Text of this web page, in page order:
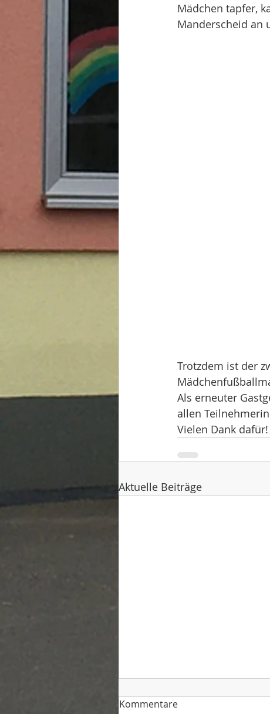
Mädchen tapfer,
Manderscheid an
Trotzdem ist der
Als erneuter
allen
Vielen Dank dafür!
Aktuelle Beiträge
Kommentare